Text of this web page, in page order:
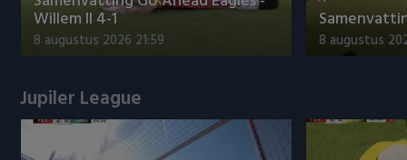
Willem II 4-1
8 augustus 2026 21:59 8 augustus
Jupiler League